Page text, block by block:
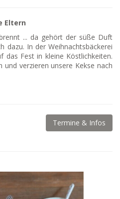
Eltern
... da gehört der süße Duft
dazu. In der Weihnachtsbäckerei
das Fest in kleine Köstlichkeiten.
und verzieren unsere Kekse nach
Termine & Infos